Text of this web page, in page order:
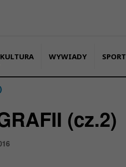
KULTURA WYWIADY SPORT
(cz.2)